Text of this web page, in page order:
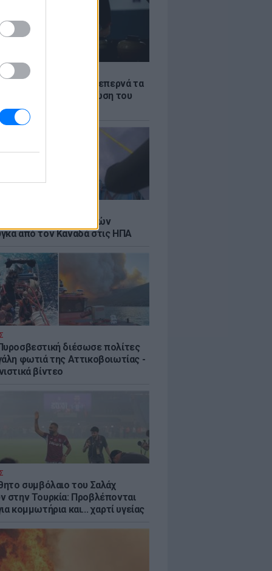
«φωτιά»: Η βενζίνη ξεπερνά τα
το λίτρο παρά την πτώση του
διεθνώς
μεταφορά 30 φαλαινών
από τον Καναδά στις ΗΠΑ
διέσωσε πολίτες
φωτιά της Αττικοβοιωτίας -
βίντεο
συμβόλαιο του Σαλάχ
στην Τουρκία: Προβλέπονται
κομμωτήρια και... χαρτί υγείας